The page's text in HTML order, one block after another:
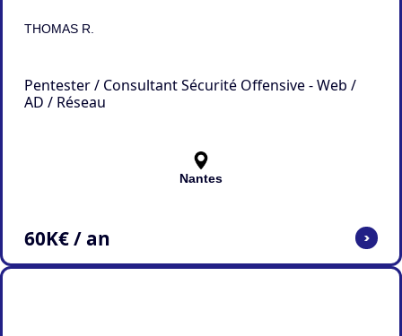
THOMAS R.
Pentester / Consultant Sécurité Offensive - Web /
AD / Réseau
Nantes
60K€ / an >